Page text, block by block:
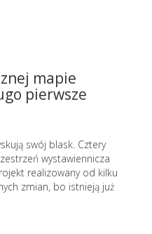
mapie
pierwsze
swój blask. Cztery
wystawiennicza
realizowany od kilku
zmian, bo istnieją już